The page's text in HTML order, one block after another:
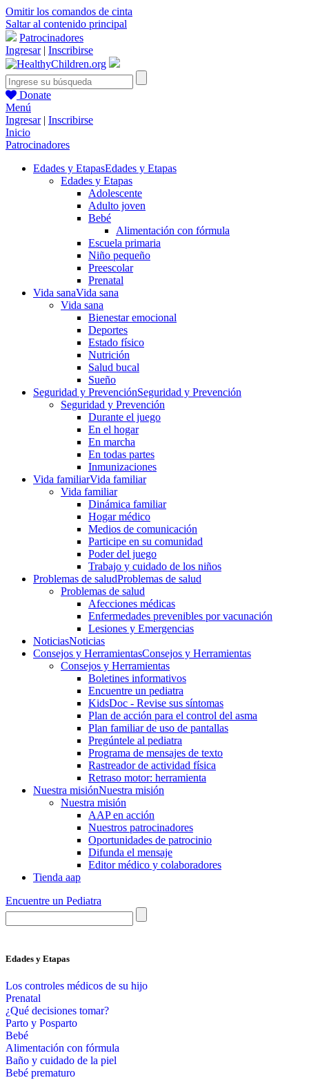
Omitir los comandos de cinta
Saltar al contenido principal
Patrocinadores
Ingresar| Inscribirse
Donate
Menú
Ingresar| Inscribirse
Inicio
Patrocinadores
Edades y EtapasEdades y Etapas
Edades y Etapas
Adolescente
Adulto joven
Bebé
Alimentación con fórmula
Escuela primaria
Niño pequeño
Preescolar
Prenatal
Vida sanaVida sana
Vida sana
Bienestar emocional
Deportes
Estado físico
Nutrición
Salud bucal
Sueño
Seguridad y PrevenciónSeguridad y Prevención
Seguridad y Prevención
Durante el juego
En el hogar
En marcha
En todas partes
Inmunizaciones
Vida familiarVida familiar
Vida familiar
Dinámica familiar
Hogar médico
Medios de comunicación
Participe en su comunidad
Poder del juego
Trabajo y cuidado de los niños
Problemas de saludProblemas de salud
Problemas de salud
Afecciones médicas
Enfermedades prevenibles por vacunación
Lesiones y Emergencias
NoticiasNoticias
Consejos y HerramientasConsejos y Herramientas
Consejos y Herramientas
Boletines informativos
Encuentre un pediatra
KidsDoc - Revise sus síntomas
Plan de acción para el control del asma
Plan familiar de uso de pantallas
Pregúntele al pediatra
Programa de mensajes de texto
Rastre​​ador de activida​d física
Retraso motor: herramienta
Nuestra misiónNuestra misión
Nuestra misión
AAP en acción
Nuestros patrocinadores
Oportunidades de patrocinio
Difunda el mensaje
Editor médico y colaboradores
Tienda aap
Encuentre un Pediatra
Edades y Etapas
Los controles médicos de su hijo
Prenatal
¿Qué decisiones tomar?
Parto y Posparto
Bebé
Alimentación con fórmula
Baño y cuidado de la piel
Bebé prematuro